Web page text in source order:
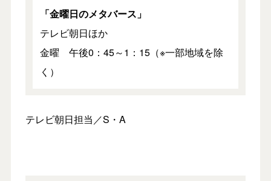
「金曜日のメタバース」
テレビ朝日ほか
金曜 午後0：45～1：15（※一部地域を除
く）
テレビ朝日担当／S・A